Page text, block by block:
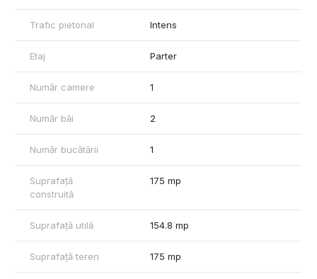
Acces transport in comun - 50 m distanta fata de imobil
Cu stima,
Rareș Feraru - Comercial Real Estate Specialist
Halebrasov.ro
Birouribrasov.ro
Tel +40790070077
Trafic pietonal Intens
Etaj Parter
Număr camere 1
Număr băi 2
Număr bucătării 1
Suprafață
construită
175 mp
Suprafață utilă 154.8 mp
Suprafață teren 175 mp